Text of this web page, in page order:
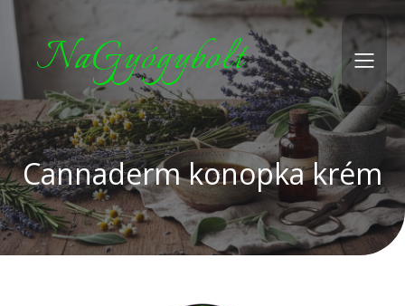
NaGyógybolt
Cannaderm konopka krém